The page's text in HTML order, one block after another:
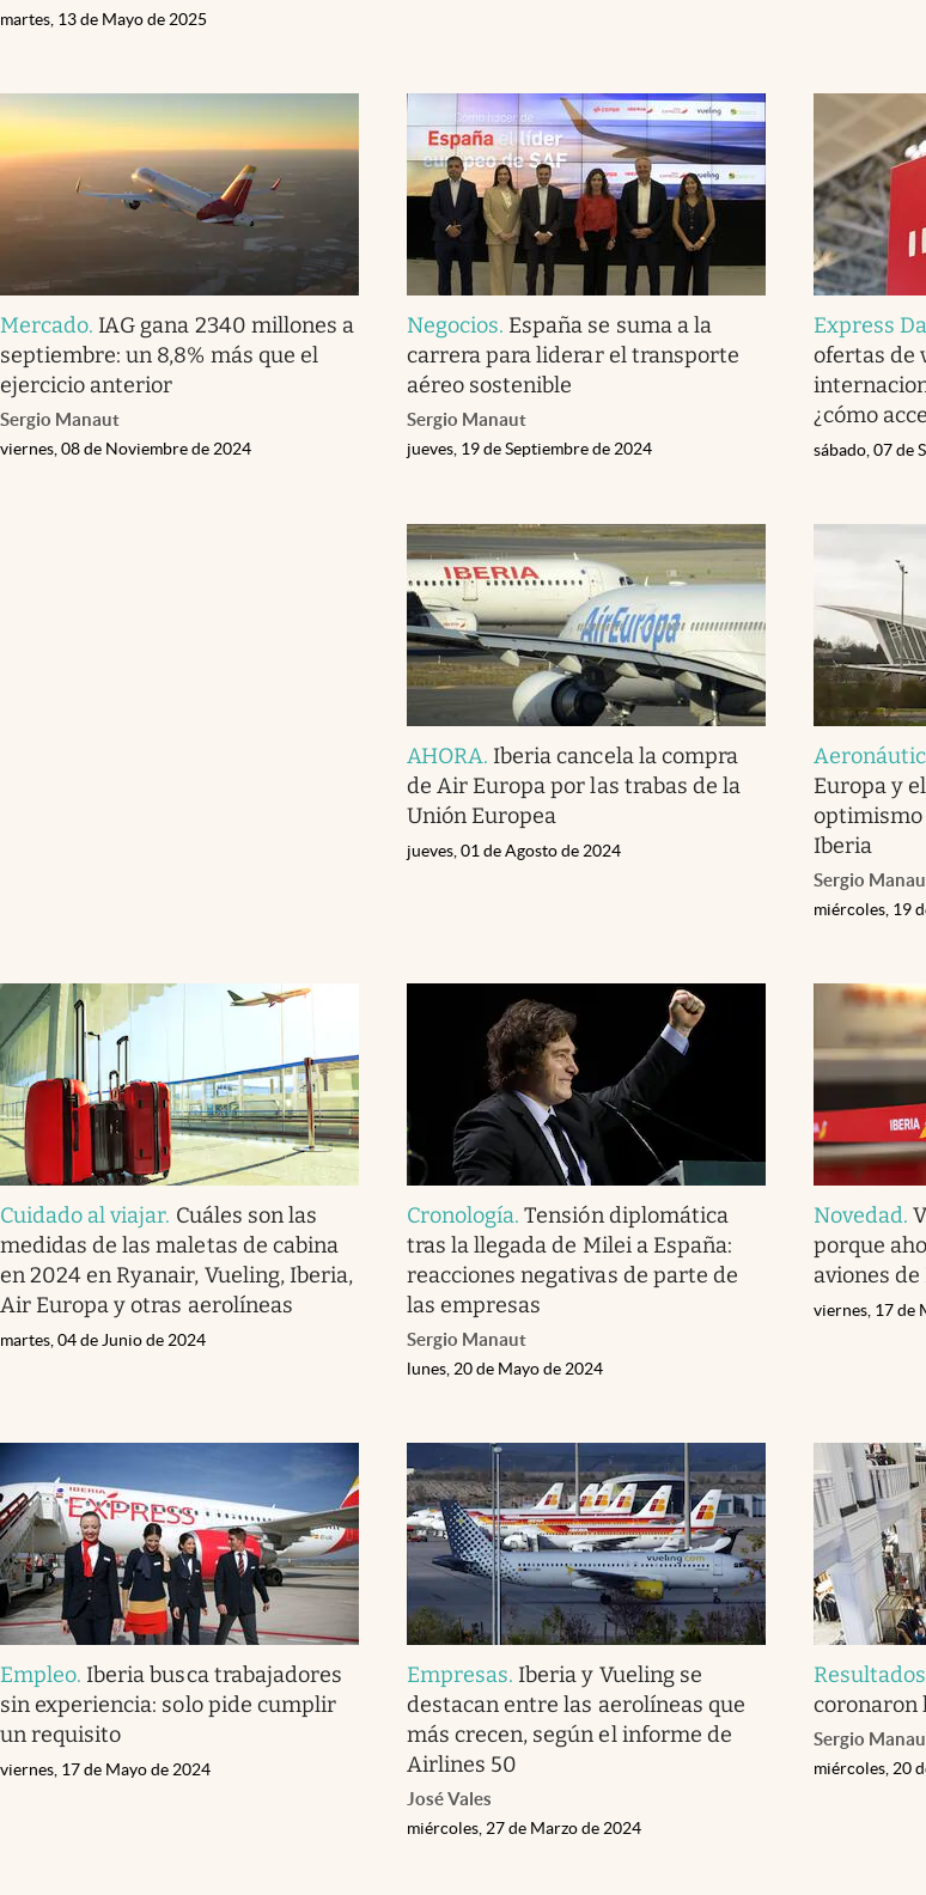
martes, 13 de Mayo de 2025
Mercado. IAG gana 2340 millones a
septiembre: un 8,8% más que el
ejercicio anterior
Sergio Manaut
viernes, 08 de Noviembre de 2024
Negocios. España se suma a la
carrera para liderar el transporte
aéreo sostenible
Sergio Manaut
jueves, 19 de Septiembre de 2024
Express
ofertas de
¿cómo
sábado, 07 de
AHORA. Iberia cancela la compra
de Air Europa por las trabas de la
Unión Europea
jueves, 01 de Agosto de 2024
Europa y
optimismo
Iberia
Sergio
miércoles, 19
Cuidado al viajar. Cuáles son las
medidas de las maletas de cabina
en 2024 en Ryanair, Vueling, Iberia,
Air Europa y otras aerolíneas
martes, 04 de Junio de 2024
Cronología.Tensión diplomática
tras la llegada de Milei a España:
reacciones negativas de parte de
las empresas
Sergio Manaut
lunes, 20 de Mayo de 2024
Novedad.
porque
aviones
viernes, 17 de
Empleo. Iberia busca trabajadores
sin experiencia: solo pide cumplir
un requisito
viernes, 17 de Mayo de 2024
Empresas. Iberia y Vueling se
destacan entre las aerolíneas que
más crecen, según el informe de
Airlines 50
José Vales
miércoles, 27 de Marzo de 2024
Resultados
coronaron
Sergio
miércoles, 20